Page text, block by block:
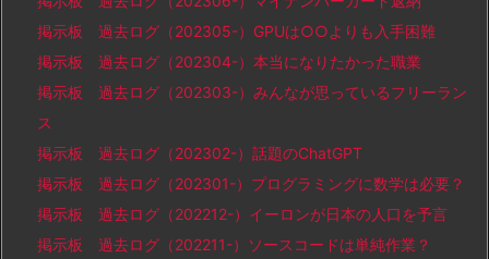
掲示板 過去ログ（202305-）GPUは○○よりも入手困難
掲示板 過去ログ（202304-）本当になりたかった職業
掲示板 過去ログ（202303-）みんなが思っているフリーラン
ス
掲示板 過去ログ（202302-）話題のChatGPT
掲示板 過去ログ（202301-）プログラミングに数学は必要？
掲示板 過去ログ（202212-）イーロンが日本の人口を予言
掲示板 過去ログ（202211-）ソースコードは単純作業？